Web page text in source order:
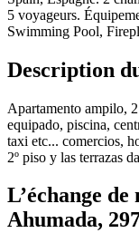
5 voyageurs.
Swimming Pool,
Description
Apartamento ampilo,
equipado, piscina,
taxi etc... comercios,
2º piso y las terrazas
L’échange
Ahumada,